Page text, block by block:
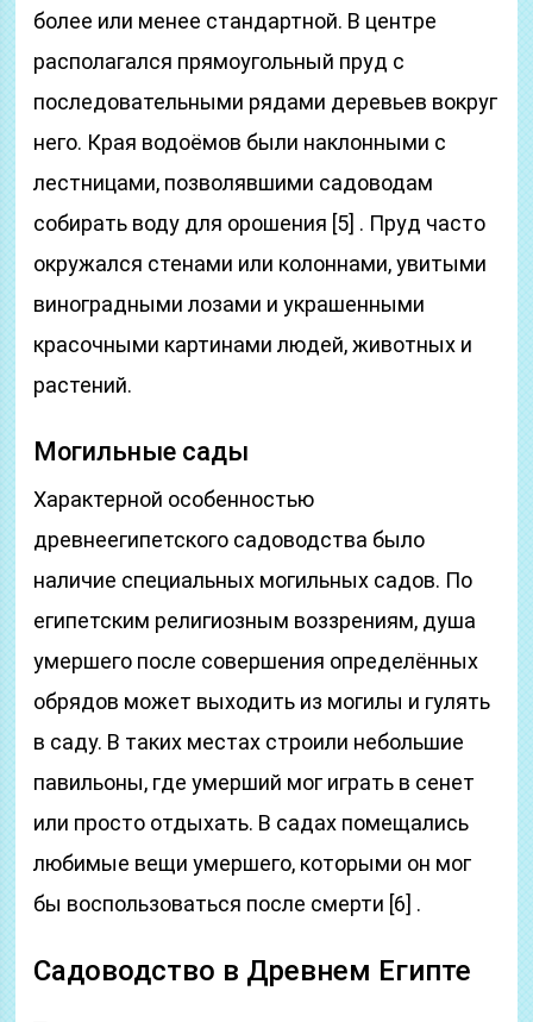
более или менее стандартной. В центре
располагался прямоугольный пруд с
последовательными рядами деревьев вокруг
него. Края водоёмов были наклонными с
лестницами, позволявшими садоводам
собирать воду для орошения [5] . Пруд часто
окружался стенами или колоннами, увитыми
виноградными лозами и украшенными
красочными картинами людей, животных и
растений.
Могильные сады
Характерной особенностью
древнеегипетского садоводства было
наличие специальных могильных садов. По
египетским религиозным воззрениям, душа
умершего после совершения определённых
обрядов может выходить из могилы и гулять
в саду. В таких местах строили небольшие
павильоны, где умерший мог играть в сенет
или просто отдыхать. В садах помещались
любимые вещи умершего, которыми он мог
бы воспользоваться после смерти [6] .
Садоводство в Древнем Египте